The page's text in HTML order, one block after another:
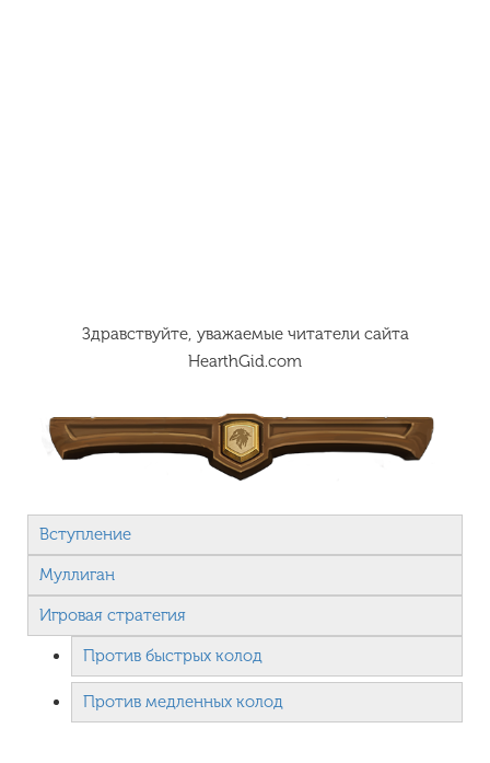
Здравствуйте, уважаемые читатели сайта
HearthGid.com
Вступление
Муллиган
Игровая стратегия
Против быстрых колод
Против медленных колод